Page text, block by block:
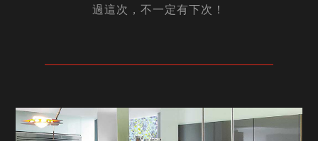
過這次，不一定有下次！